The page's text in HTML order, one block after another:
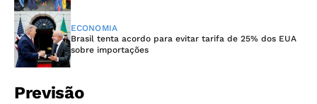
ECONOMIA
Brasil tenta acordo para evitar tarifa de 25% dos EUA
sobre importações
Previsão